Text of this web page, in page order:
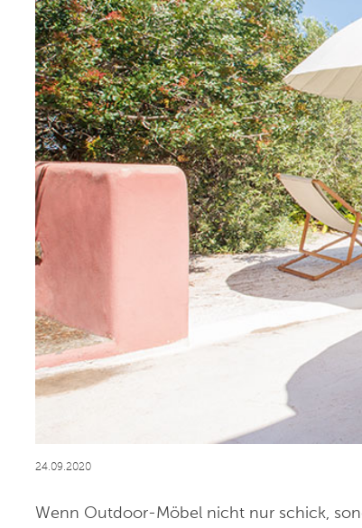
24.09.2020
Wenn Outdoor-Möbel nicht nur schick,